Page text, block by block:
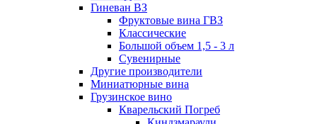
Гиневан ВЗ
Фруктовые вина ГВЗ
Классические
Большой объем 1,5 - 3 л
Сувенирные
Другие производители
Миниатюрные вина
Грузинское вино
Кварельский Погреб